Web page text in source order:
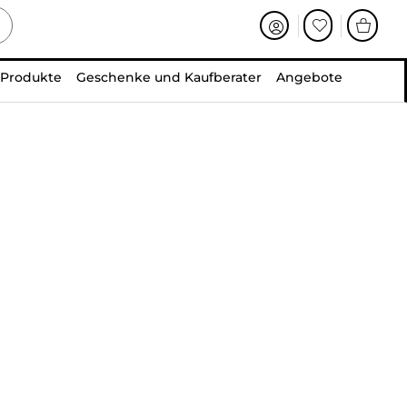
Geschenke und Kaufberater Angebote